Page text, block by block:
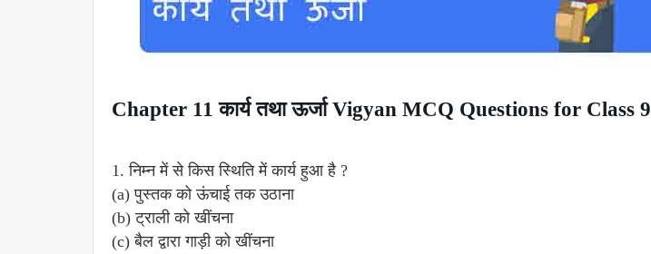
Chapter 11 कार्य तथा ऊर्जा Vigyan MCQ Questions for Class 9
1. निम्न में से किस स्थिति में कार्य हुआ है ?
(a) पुस्तक को ऊंचाई तक उठाना
(b) ट्राली को खींचना
(c) बैल द्वारा गाड़ी को खींचना